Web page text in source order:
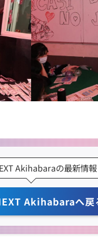
Akihabaraの最新情
Akihabaraへ戻